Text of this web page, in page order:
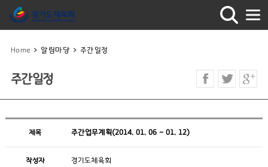
Home > 알림마당 > 주간일정
주간일정
제목 주간업무계획(2014. 01. 06 ~ 01. 12)
작성자 경기도체육회